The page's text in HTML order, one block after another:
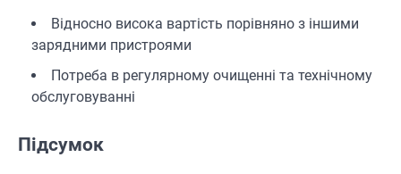
Відносно висока вартість порівняно з іншими
зарядними пристроями
Потреба в регулярному очищенні та технічному
обслуговуванні
Підсумок